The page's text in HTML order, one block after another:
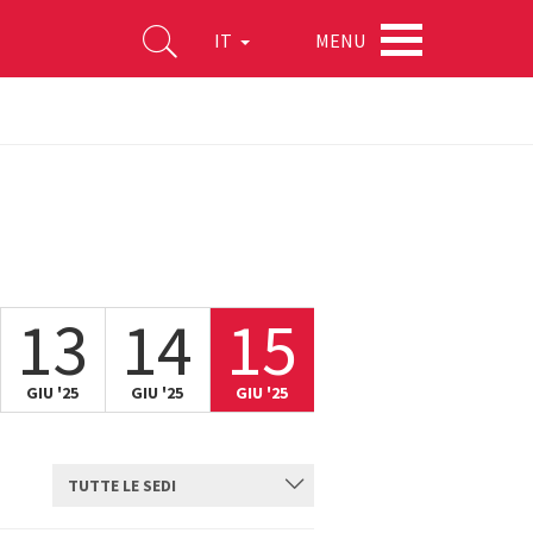
IT MENU
13
GIU '25 14
GIU '25 15
GIU '25
TUTTE LE SEDI